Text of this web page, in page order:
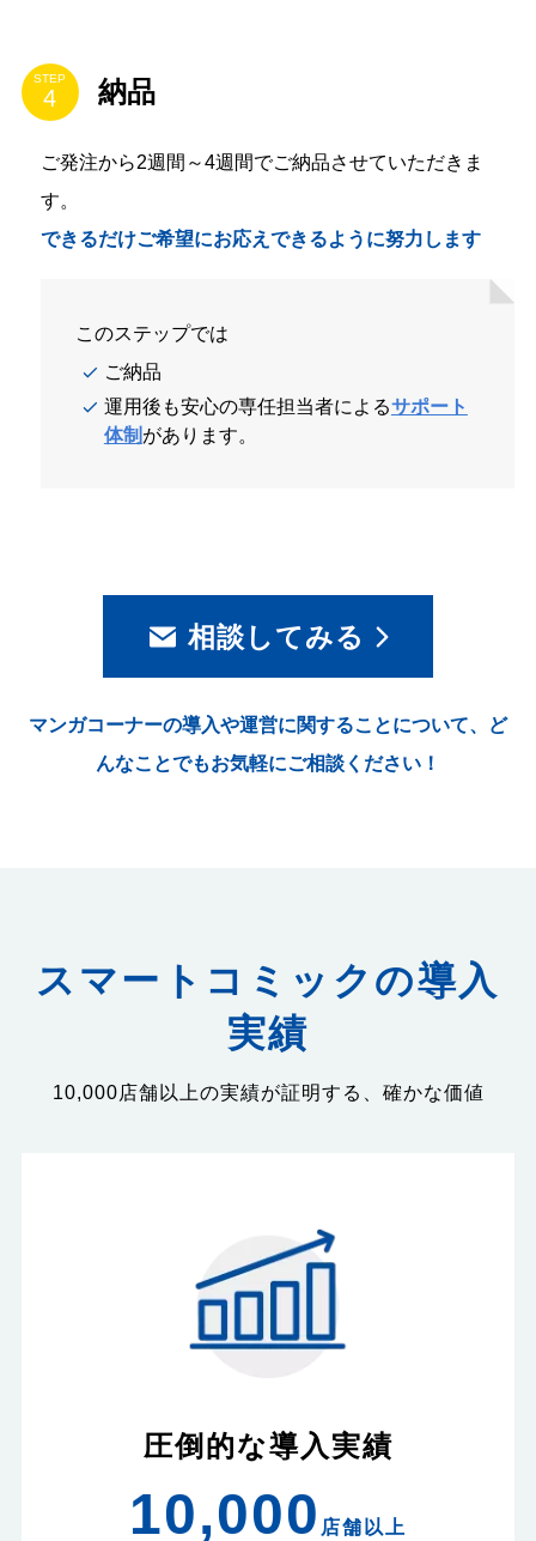
STEP 納品
ご発注から2週間～4週間でご納品させていただきま
す。
できるだけご希望にお応えできるように努力します
このステップでは
ご納品
運用後も安心の専任担当者によるサポート
体制 があります。
相談してみる
マンガコーナーの導入や運営に関することについて、ど
んなことでもお気軽にご相談ください！
スマートコミック の導入
実績
10,000店舗以上の実績が証明する、確かな価値
圧倒的な導入実績
10,000 店舗以上